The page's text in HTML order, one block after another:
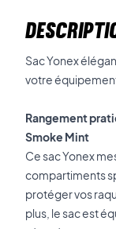
Sac Yonex
votre
Rangement
Smoke Mint
Ce sac Yonex
compartiments
protéger vos
plus, le sac est